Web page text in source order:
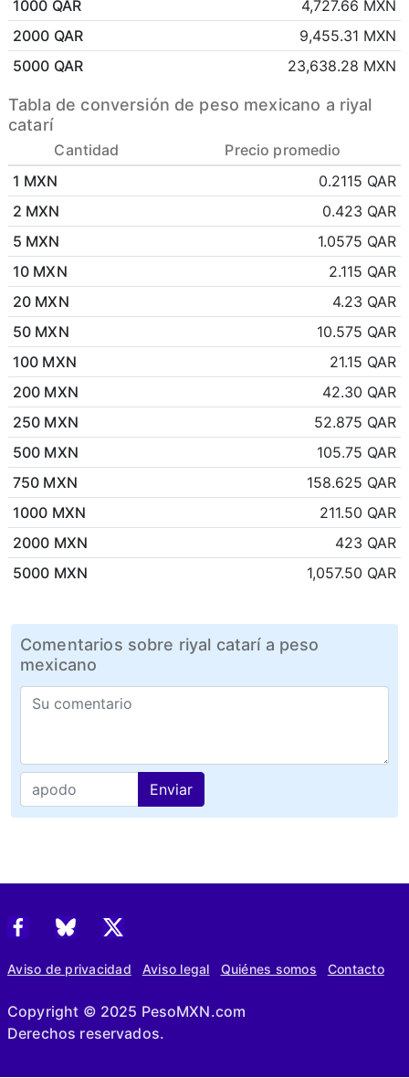
1000 QAR
4,727.66 MXN
2000 QAR
9,455.31 MXN
5000 QAR
23,638.28 MXN
Tabla de conversión de peso mexicano a riyal
catarí
Cantidad
Precio promedio
1 MXN
0.2115 QAR
2 MXN
0.423 QAR
5 MXN
1.0575 QAR
10 MXN
2.115 QAR
20 MXN
4.23 QAR
50 MXN
10.575 QAR
100 MXN
21.15 QAR
200 MXN
42.30 QAR
250 MXN
52.875 QAR
500 MXN
105.75 QAR
750 MXN
158.625 QAR
1000 MXN
211.50 QAR
2000 MXN
423 QAR
5000 MXN
1,057.50 QAR
Comentarios sobre riyal catarí a peso
mexicano
Enviar
Aviso de privacidad Aviso legal Quiénes somos Contacto
Copyright © 2025 PesoMXN.com
Derechos reservados.